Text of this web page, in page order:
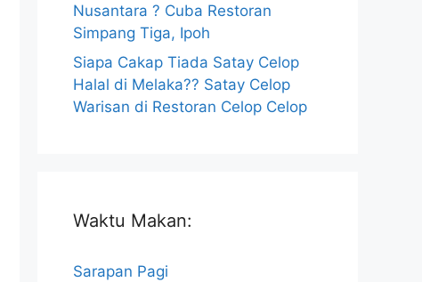
Nusantara ? Cuba Restoran
Simpang Tiga, Ipoh
Siapa Cakap Tiada Satay Celop
Halal di Melaka?? Satay Celop
Warisan di Restoran Celop Celop
Waktu Makan:
Sarapan Pagi